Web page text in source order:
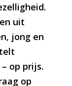
uit
jong en
op prijs.
op